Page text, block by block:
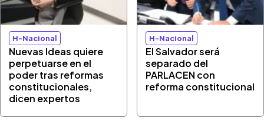
H-Nacional
Nuevas Ideas quiere
perpetuarse en el
poder tras reformas
constitucionales,
dicen expertos
H-Nacional
El Salvador será
separado del
PARLACEN con
reforma constitucional